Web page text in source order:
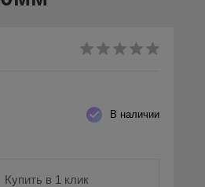
В наличии
Купить в 1 клик